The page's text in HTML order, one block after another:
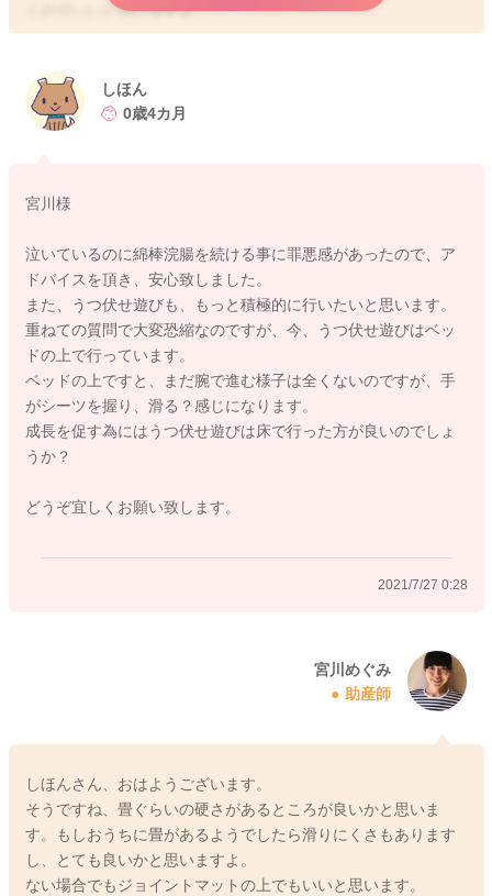
くのでいいと思いますよ。
たまっていく方がより便秘をひどくしていくことにつながりま
ます。
だんだんと色々わかってくるようになりますので、嫌がるよう
一緒に目線を合わせて、うつ伏せ遊びの時間を増やしていただ
くとより発達を促していただけることになりますよ。
繰り返していくことで、上体を持ち上げるようになっていきま
すし。足で床を蹴ってみたりと力もついていきます。
今後の寝返り返りやズリバイやはいはいにつながっていくのは
うつ伏せの状態になります。
うつ伏せ遊びをしていくことで、お腹の動きも良くなることが
ありますので、よかったら続けてみてください。
たくさん体に触れてあげるのもいいと思います。触れられたと
ることがありますよ。
2021/7/26 6:27
しほん
0歳4カ月
宮川様
泣いているのに綿棒浣腸を続ける事に罪悪感があったので、ア
ドバイスを頂き、安心致しました。
また、うつ伏せ遊びも、もっと積極的に行いたいと思います。
重ねての質問で大変恐縮なのですが、今、うつ伏せ遊びはベッ
ドの上で行っています。
ベッドの上ですと、まだ腕で進む様子は全くないのですが、手
がシーツを握り、滑る？感じになります。
成長を促す為にはうつ伏せ遊びは床で行った方が良いのでしょ
うか？
どうぞ宜しくお願い致します。
2021/7/27 0:28
宮川めぐみ
助産師
しほんさん、おはようございます。
そうですね、畳ぐらいの硬さがあるところが良いかと思いま
す。もしおうちに畳があるようでしたら滑りにくさもあります
し、とても良いかと思いますよ。
ない場合でもジョイントマットの上でもいいと思います。